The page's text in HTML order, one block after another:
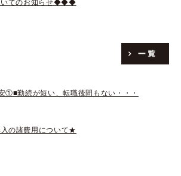
てのお知らせ◆◆◆
①■勤続が短い、転職後間もない・・・
の諸費用について★